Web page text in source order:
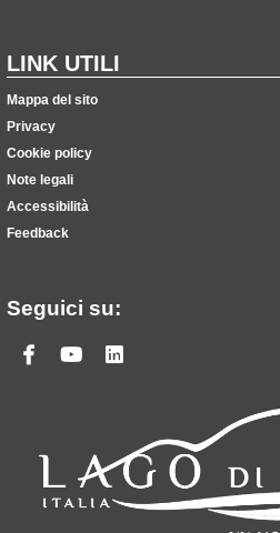
LINK UTILI
Mappa del sito
Privacy
Cookie policy
Note legali
Accessibilità
Feedback
Seguici su:
Facebook
Youtube